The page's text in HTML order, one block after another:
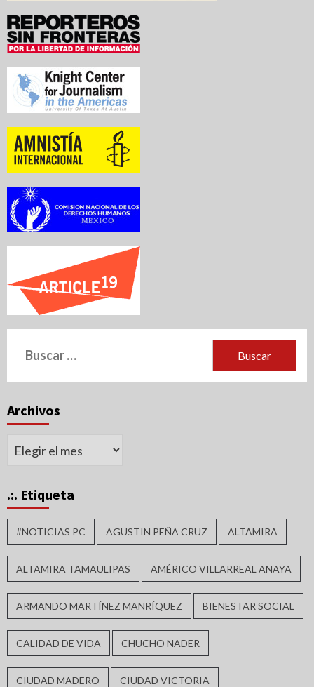
Buscar:
Archivos
Archivos
.:. Etiqueta
#NOTICIAS PC AGUSTIN PEÑA CRUZ ALTAMIRA
ALTAMIRA TAMAULIPAS AMÉRICO VILLARREAL ANAYA
ARMANDO MARTÍNEZ MANRÍQUEZ BIENESTAR SOCIAL
CALIDAD DE VIDA CHUCHO NADER
CIUDAD MADERO CIUDAD VICTORIA